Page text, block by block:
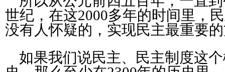
世纪，在这2000多年的时间里，
没有人怀疑的，实现民主最重要
如果我们说民主、民主制度这